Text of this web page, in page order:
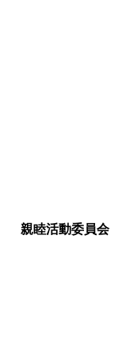
親睦活動委員会